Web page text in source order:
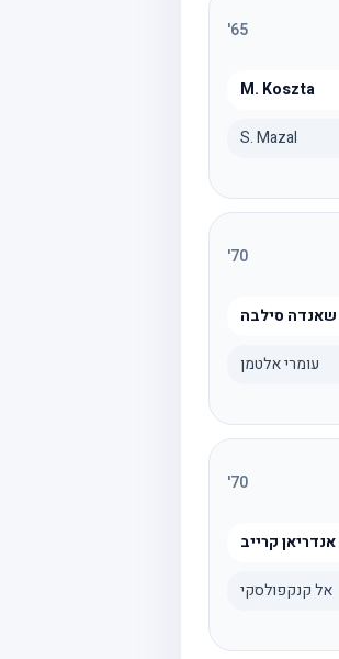
65
'
M. Koszta
S. Mazal
70
'
שאנדה סילבה
עומרי אלטמן
70
'
אנדריאן קרייב
אל קנקפולסקי